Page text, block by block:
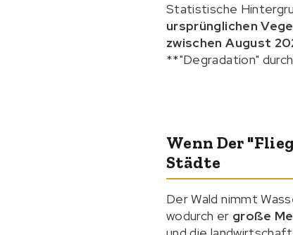
Statistische
ursprünglichen
zwischen August
**"Degradation"
Wenn Der
Städte
Der Wald nimmt
wodurch er große